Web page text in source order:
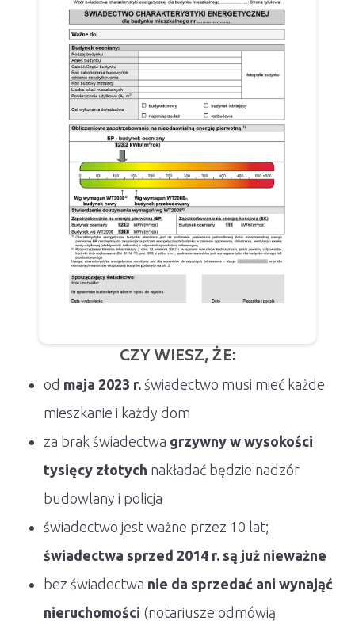
CZY WIESZ, ŻE:
od maja 2023 r. świadectwo musi mieć każde
mieszkanie i każdy dom
za brak świadectwa grzywny w wysokości
tysięcy złotych nakładać będzie nadzór
budowlany i policja
świadectwo jest ważne przez 10 lat;
świadectwa sprzed 2014 r. są już nieważne
bez świadectwa nie da sprzedać ani wynająć
nieruchomości (notariusze odmówią